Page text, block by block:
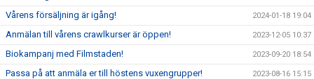
Vårens försäljning är igång! 2024-01-18 19:04
Anmälan till vårens crawlkurser är öppen! 2023-12-05 10:37
Biokampanj med Filmstaden! 2023-09-20 18:54
Passa på att anmäla er till höstens vuxengrupper! 2023-08-16 15:15